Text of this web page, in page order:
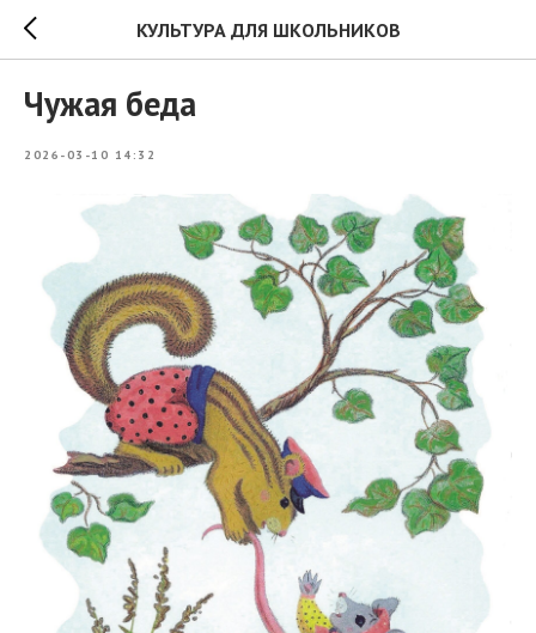
КУЛЬТУРА ДЛЯ ШКОЛЬНИКОВ
Чужая беда
2026-03-10 14:32